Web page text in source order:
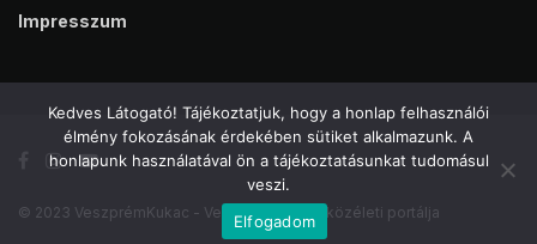
Impresszum
© 2023 VeszprémKukac - Veszprém online közéleti portálja
Kedves Látogató! Tájékoztatjuk, hogy a honlap felhasználói
élmény fokozásának érdekében sütiket alkalmazunk. A
honlapunk használatával ön a tájékoztatásunkat tudomásul
veszi.
Elfogadom